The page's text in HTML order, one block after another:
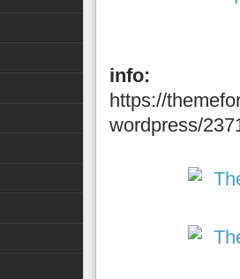
info:
https://
wordpress/